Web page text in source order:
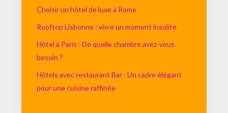
Choisir un hôtel de luxe à Rome
Rooftop Lisbonne : vivre un moment insolite
Hôtel à Paris : De quelle chambre avez-vous
besoin ?
Hôtels avec restaurant Bar : Un cadre élégant
pour une cuisine raffinée